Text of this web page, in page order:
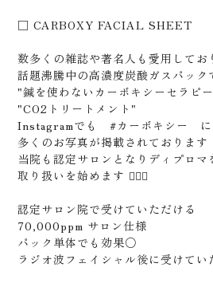
□ CARBOXY FACIAL SHEET
数多くの雑誌や著名人も愛用してお
話題沸騰中の高濃度炭酸ガスパック
"鍼を使わないカーボキシーセラピ
"CO2トリートメント"
Instagramでも #カーボキシー に
多くのお写真が掲載されております
当院も認定サロンとなりディプロマ
取り扱いを始めます 🙋🏻‍♂️
認定サロン院で受けていただける
70,000ppm サロン仕様
パック単体でも効果○
ラジオ波フェイシャル後に受けて